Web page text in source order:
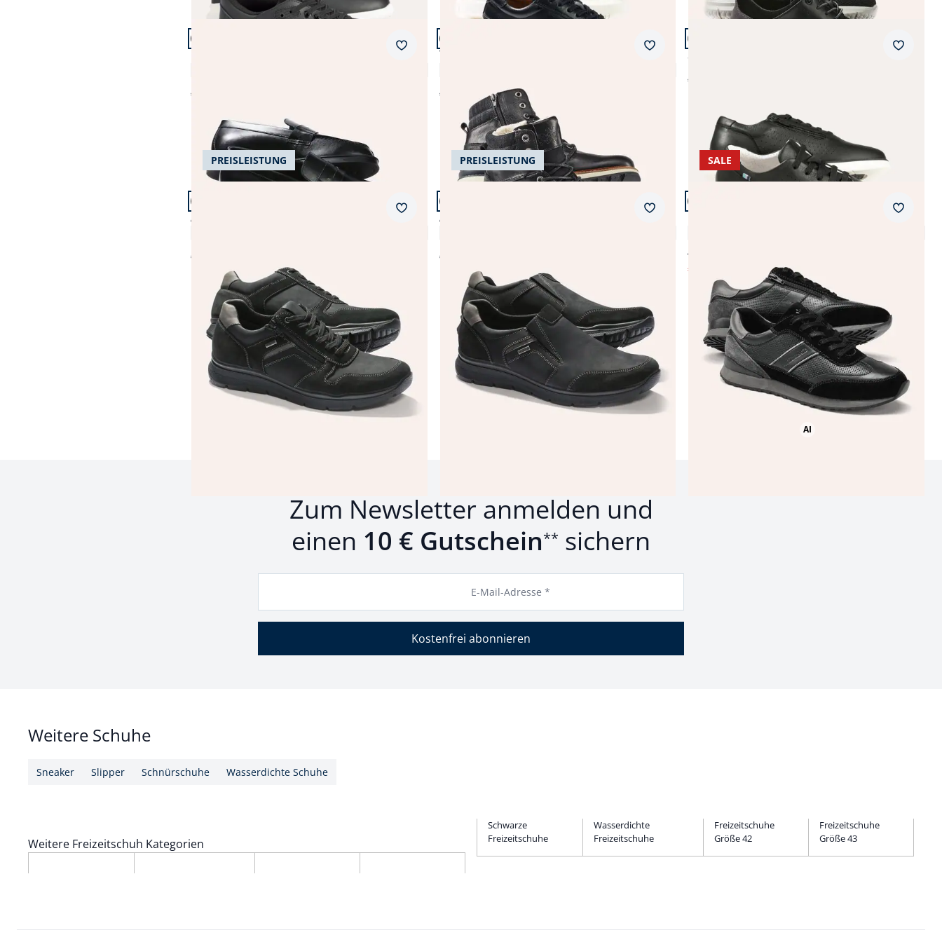
Artikel 7 von 12.
€ 169,99
Merkzettel
Artikel 8 von 12.
Thermo Stiefel
€ 169,99
Merkzettel
Artikel 9 von 12.
Smart Sneaker Wasserabweisend
€ 179,99
Artikel 10 von 12.
PREISLEISTUNG
Aquastop Sneaker
€ 99,99
Merkzettel
Artikel 11 von 12.
PREISLEISTUNG
Aquastop Slipper
€ 99,99
Merkzettel
Artikel 12 von 12.
SALE
€ 99,99
€ 59,99
Seite 1 geladen. Zeige Produkte 1 bis 12 von 12.
AI
Zum Newsletter anmelden und
einen 10 € Gutschein** sichern
E-Mail-Adresse *
Kostenfrei abonnieren
Weitere Schuhe
Sneaker Slipper Schnürschuhe Wasserdichte Schuhe
Weitere Freizeitschuh Kategorien
Schwarze
Freizeitschuhe
Wasserdichte
Freizeitschuhe
Freizeitschuhe
Größe 42
Freizeitschuhe
Größe 43